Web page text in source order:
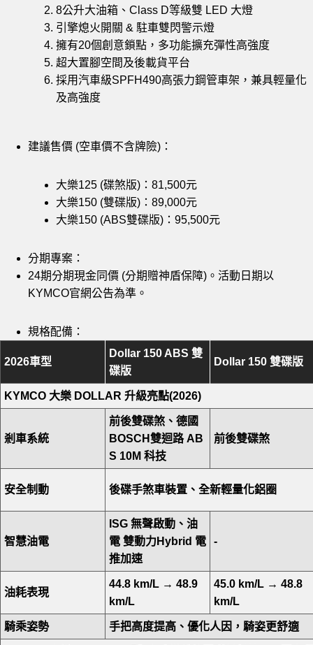
8公升大油箱、Class D等級雙 LED 大燈
引擎熄火開關 & 駐車雙閃警示燈
擁有20個創意鎖點，多功能擴充彈性高強度
超大置腳空間及後載貨平台
採用汽車級SPFH490高張力鋼管車架，兼具輕量化
及高強度
建議售價 (空車價不含牌險)：
大樂125 (碟煞版)：81,500元
大樂150 (雙碟版)：89,000元
大樂150 (ABS雙碟版)：95,500元
分期專案：
24期分期現金同價 (分期贈神盾保障)。活動日期以
KYMCO官網公告為準。
規格配備：
2026車型
Dollar 150 ABS 雙
碟版
Dollar 150 雙碟版
KYMCO 大樂 DOLLAR 升級亮點(2026)
剎車系統
前後雙碟煞、德國
BOSCH雙迴路 AB
S 10M 科技
前後雙碟煞
安全制動 後碟手煞車裝置 、全新輕量化鋁圈
智慧油電
ISG 無聲啟動、油
電 雙動力Hybrid 電
推加速
-
油耗表現
44.8 km/L → 48.9
km/L
45.0 km/L → 48.8
km/L
騎乘姿勢 手把高度提高、優化人因，騎姿更舒適